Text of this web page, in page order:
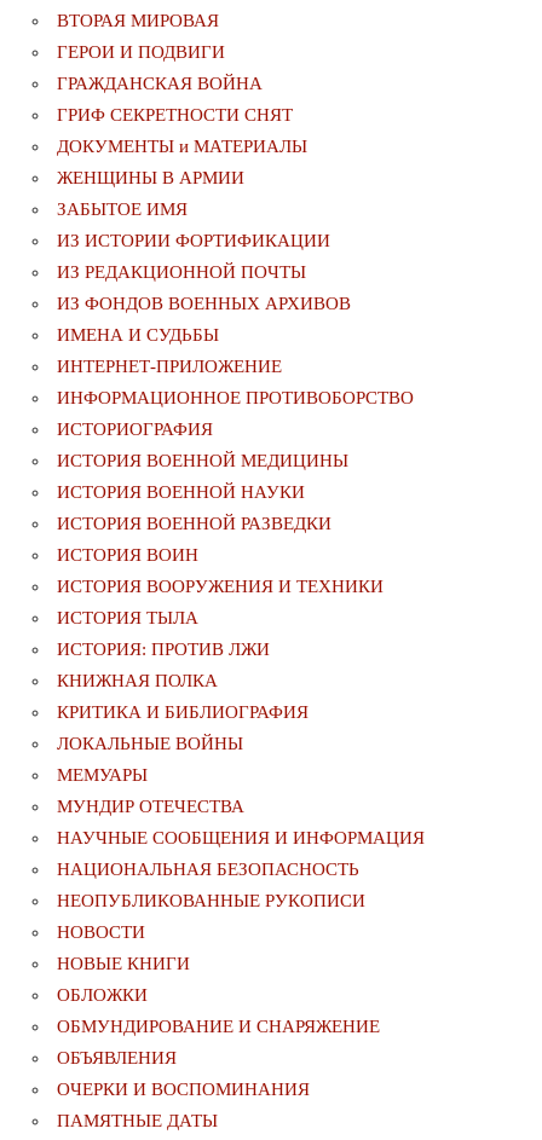
ВТОРАЯ МИРОВАЯ
ГЕРОИ И ПОДВИГИ
ГРАЖДАНСКАЯ ВОЙНА
ГРИФ СЕКРЕТНОСТИ СНЯТ
ДОКУМЕНТЫ и МАТЕРИАЛЫ
ЖЕНЩИНЫ В АРМИИ
ЗАБЫТОЕ ИМЯ
ИЗ ИСТОРИИ ФОРТИФИКАЦИИ
ИЗ РЕДАКЦИОННОЙ ПОЧТЫ
ИЗ ФОНДОВ ВОЕННЫХ АРХИВОВ
ИМЕНА И СУДЬБЫ
ИНТЕРНЕТ-ПРИЛОЖЕНИЕ
ИНФОРМАЦИОННОЕ ПРОТИВОБОРСТВО
ИСТОРИОГРАФИЯ
ИСТОРИЯ ВОЕННОЙ МЕДИЦИНЫ
ИСТОРИЯ ВОЕННОЙ НАУКИ
ИСТОРИЯ ВОЕННОЙ РАЗВЕДКИ
ИСТОРИЯ ВОИН
ИСТОРИЯ ВООРУЖЕНИЯ И ТЕХНИКИ
ИСТОРИЯ ТЫЛА
ИСТОРИЯ: ПРОТИВ ЛЖИ
КНИЖНАЯ ПОЛКА
КРИТИКА И БИБЛИОГРАФИЯ
ЛОКАЛЬНЫЕ ВОЙНЫ
МЕМУАРЫ
МУНДИР ОТЕЧЕСТВА
НАУЧНЫЕ СООБЩЕНИЯ И ИНФОРМАЦИЯ
НАЦИОНАЛЬНАЯ БЕЗОПАСНОСТЬ
НЕОПУБЛИКОВАННЫЕ РУКОПИСИ
НОВОСТИ
НОВЫЕ КНИГИ
ОБЛОЖКИ
ОБМУНДИРОВАНИЕ И СНАРЯЖЕНИЕ
ОБЪЯВЛЕНИЯ
ОЧЕРКИ И ВОСПОМИНАНИЯ
ПАМЯТНЫЕ ДАТЫ